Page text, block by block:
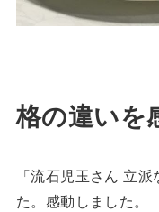
格の違いを
「流石児玉さん 立
た。感動しました。